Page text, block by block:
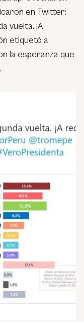
en Twitter:
vuelta. ¡A
etiquetó a
la esperanza que